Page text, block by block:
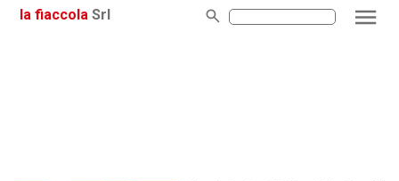
la fiaccola Srl